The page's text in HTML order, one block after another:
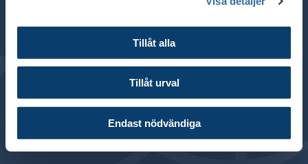
Tillåt alla
Tillåt urval
Endast nödvändiga
Postadress: Box 7603, 103 94 Stockholm
Besöksadress: Blasieholmsgatan 4B
© 2024 Svenska Bankföreningen
Om webbplatsen